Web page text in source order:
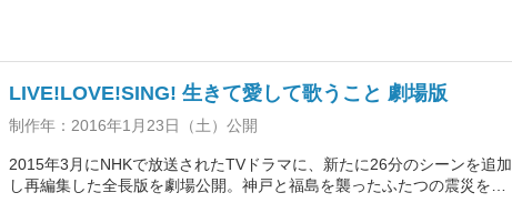
LIVE!LOVE!SING! 生きて愛して歌うこと 劇場版
制作年：2016年1月23日（土）公開
2015年3月にNHKで放送されたTVドラマに、新たに26分のシーンを追加
し再編集した全長版を劇場公開。神戸と福島を襲ったふたつの震災を背